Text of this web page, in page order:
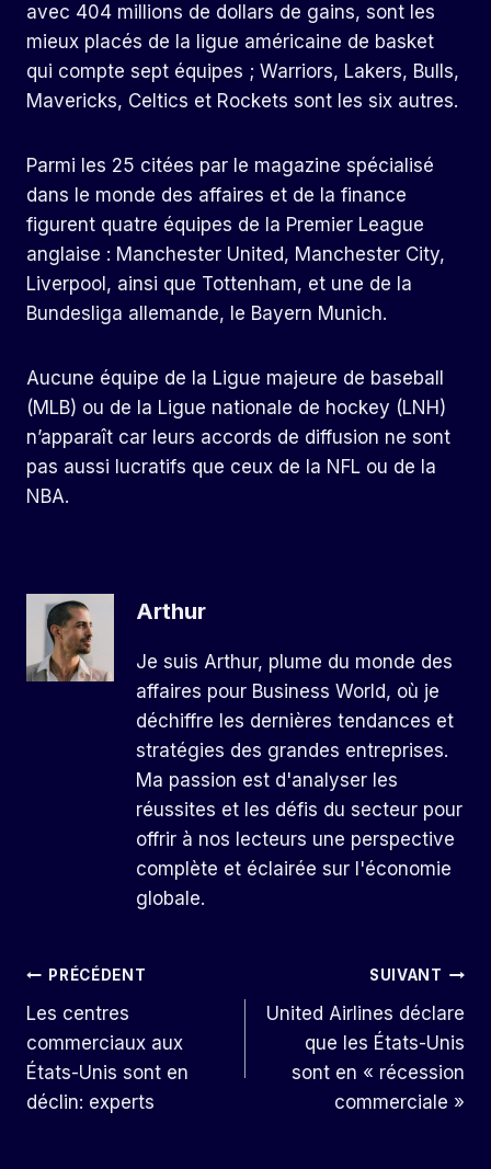
avec 404 millions de dollars de gains, sont les
mieux placés de la ligue américaine de basket
qui compte sept équipes ; Warriors, Lakers, Bulls,
Mavericks, Celtics et Rockets sont les six autres.
Parmi les 25 citées par le magazine spécialisé
dans le monde des affaires et de la finance
figurent quatre équipes de la Premier League
anglaise : Manchester United, Manchester City,
Liverpool, ainsi que Tottenham, et une de la
Bundesliga allemande, le Bayern Munich.
Aucune équipe de la Ligue majeure de baseball
(MLB) ou de la Ligue nationale de hockey (LNH)
n’apparaît car leurs accords de diffusion ne sont
pas aussi lucratifs que ceux de la NFL ou de la
NBA.
Arthur
Je suis Arthur, plume du monde des
affaires pour Business World, où je
déchiffre les dernières tendances et
stratégies des grandes entreprises.
Ma passion est d'analyser les
réussites et les défis du secteur pour
offrir à nos lecteurs une perspective
complète et éclairée sur l'économie
globale.
Navigation
De
L’article
PRÉCÉDENT
Les centres
commerciaux aux
États-Unis sont en
déclin: experts
SUIVANT
United Airlines déclare
que les États-Unis
sont en « récession
commerciale »